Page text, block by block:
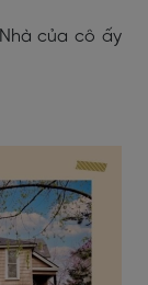
của cô ấy